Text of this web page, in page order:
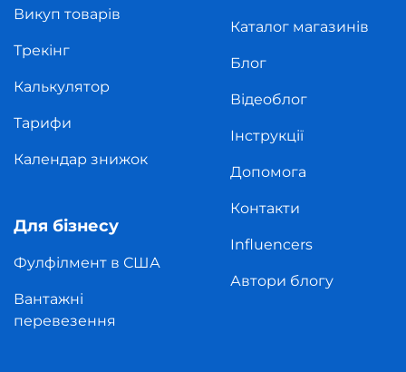
Викуп товарів
Трекінг
Калькулятор
Тарифи
Календар знижок
Для бізнесу
Фулфілмент в США
Вантажні
перевезення
Каталог магазинів
Блог
Відеоблог
Інструкції
Допомога
Контакти
Influencers
Автори блогу